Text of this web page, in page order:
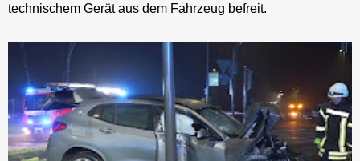
technischem Gerät aus dem Fahrzeug befreit.